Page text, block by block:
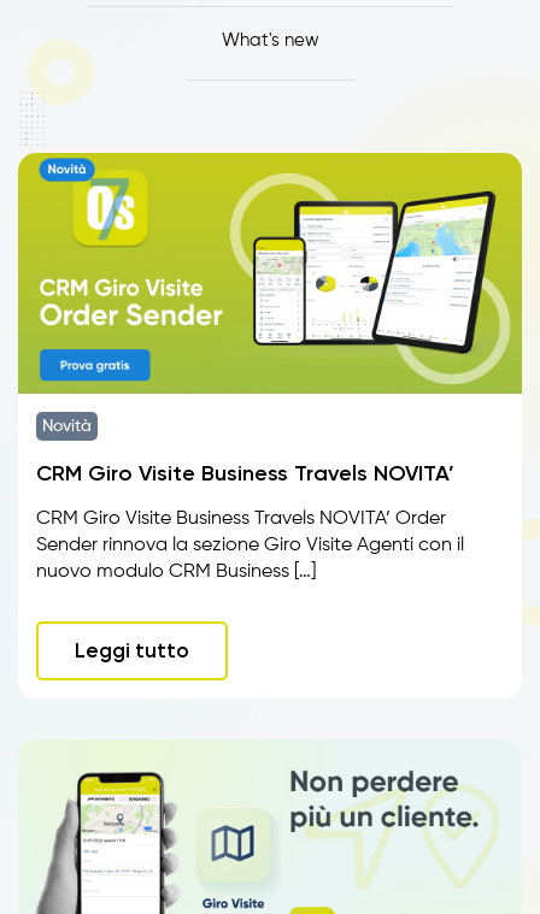
What's new
Novità
CRM Giro Visite Business Travels NOVITA’
CRM Giro Visite Business Travels NOVITA’ Order
Sender rinnova la sezione Giro Visite Agenti con il
nuovo modulo CRM Business […]
Leggi tutto